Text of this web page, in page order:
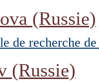
(Russie)
de recherche
(Russie)